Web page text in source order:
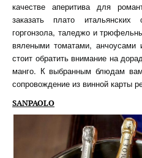
качестве аперитива для
заказать плато
горгонзола, таледжо и
вялеными томатами,
стоит обратить внимание на
манго. К выбранным блюдам
сопровождение из винной карты
SANPAOLO